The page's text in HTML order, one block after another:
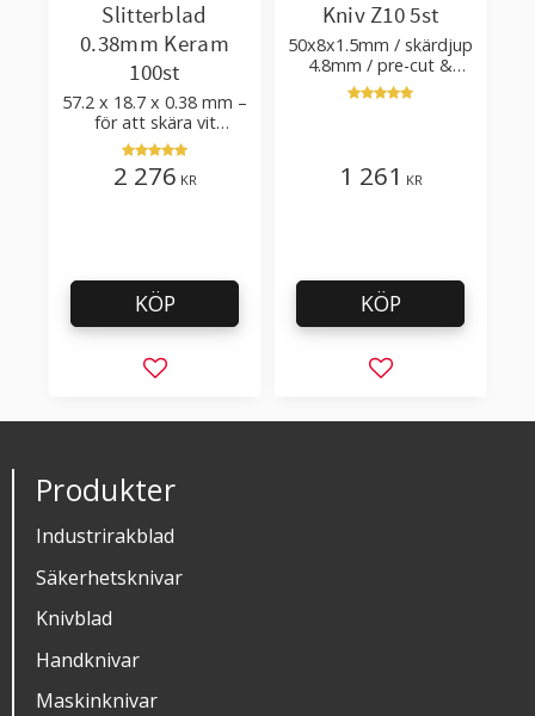
Slitterblad
0.38mm Keram
100st
57.2 x 18.7 x 0.38 mm –
för att skära vit
plastfilm med tillsatser
2 276 KR
Lägg till i favoriter
KÖP
Kniv Z10 5st
50x8x1.5mm / skärdjup
4.8mm / pre-cut &
post-cut 0.84xTm /
skärvinkel 50°
1 261 KR
Lägg till i
KÖP
Produkter
Industrirakblad
Säkerhetsknivar
Knivblad
Handknivar
Maskinknivar